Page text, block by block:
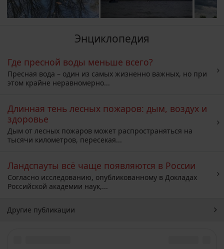
Энциклопедия
Где пресной воды меньше всего?
Пресная вода – один из самых жизненно важных, но при
этом крайне неравномерно...
Длинная тень лесных пожаров: дым, воздух и
здоровье
Дым от лесных пожаров может распространяться на
тысячи километров, пересекая...
Ландспауты всё чаще появляются в России
Согласно исследованию, опубликованному в Докладах
Российской академии наук,...
Другие публикации